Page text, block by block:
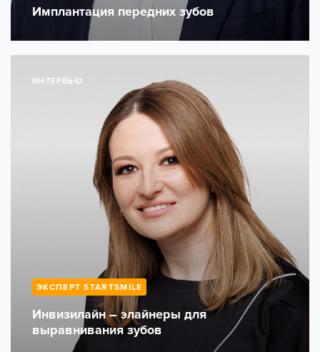
Имплантация передних зубов
ИНТЕРВЬЮ
ЭКСПЕРТ STARTSMILE
Инвизилайн – элайнеры для
выравнивания зубов